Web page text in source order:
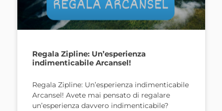
Regala Zipline: Un’esperienza
indimenticabile Arcansel!
Regala Zipline: Un’esperienza indimenticabile
Arcansel! Avete mai pensato di regalare
un’esperienza davvero indimenticabile?